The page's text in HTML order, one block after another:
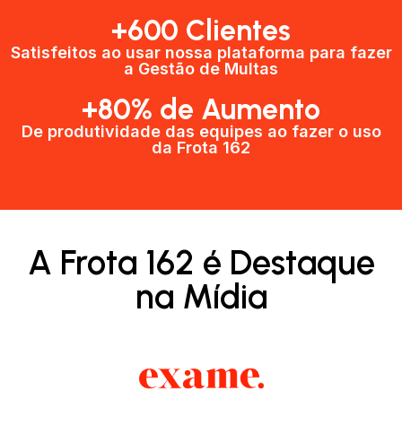
+600 Clientes​
Satisfeitos ao usar nossa plataforma para fazer
a Gestão de Multas​
+80% de Aumento
De produtividade das equipes ao fazer o uso
da Frota 162​
A Frota 162 é Destaque
na Mídia